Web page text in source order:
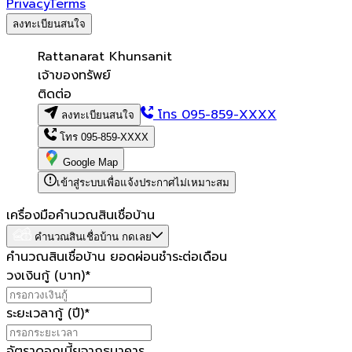
PrivacyTerms
ลงทะเบียนสนใจ
Rattanarat Khunsanit
เจ้าของทรัพย์
ติดต่อ
ลงทะเบียนสนใจ โทร095-859-XXXX
โทร 095-859-XXXX
Google Map
เข้าสู่ระบบเพื่อแจ้งประกาศไม่เหมาะสม
เครื่องมือคำนวณสินเชื่อบ้าน
คำนวณสินเชื่อบ้าน กดเลย
คำนวณสินเชื่อบ้าน ยอดผ่อนชำระต่อเดือน
วงเงินกู้ (บาท)*
ระยะเวลากู้ (ปี)*